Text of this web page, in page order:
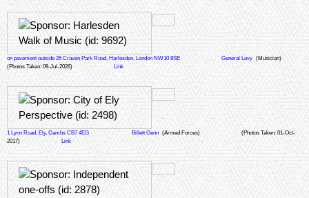
on pavement outside 26 Craven Park Road, Harlesden, London NW10 8SE General Levy (Musician)
(Photos Taken: 09-Jul-2026)
Link
1 Lynn Road, Ely, Cambs CB7 4EG Billett Genn (Armed Forces)
(Photos Taken: 01-Oct-
2017)
Link